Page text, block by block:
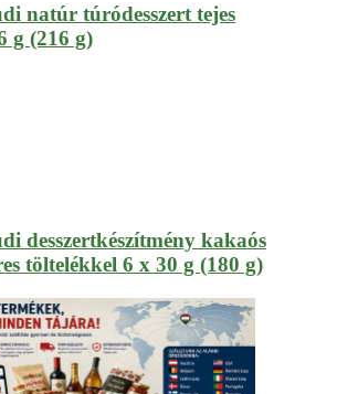
natúr túródesszert tejes
g (216 g)
desszertkészítmény kakaós
töltelékkel 6 x 30 g (180 g)